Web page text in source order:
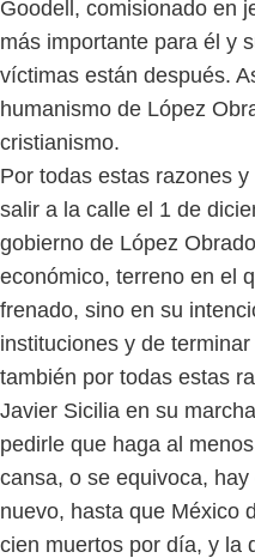
Goodell, comisionado en
más importante para él y
víctimas están después.
humanismo de López
cristianismo.
Por todas estas razones
salir a la calle el 1 de
gobierno de López
económico, terreno en el
frenado, sino en su
instituciones y de
también por todas estas
Javier Sicilia en su
pedirle que haga al
cansa, o se equivoca,
nuevo, hasta que México
cien muertos por día, y la